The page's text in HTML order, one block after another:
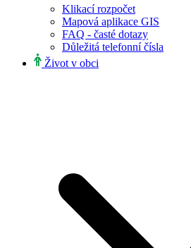
Klikací rozpočet
Mapová aplikace GIS
FAQ - časté dotazy
Důležitá telefonní čísla
Život v obci